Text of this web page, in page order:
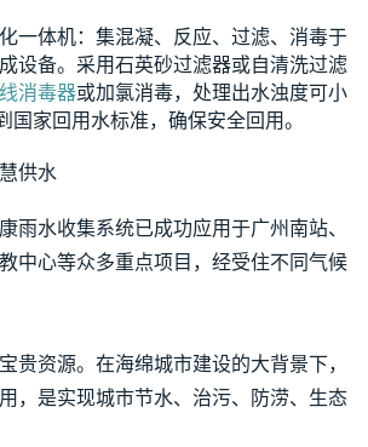
一体机：集混凝、反应、过滤、消毒于
设备。采用石英砂过滤器或自清洗过滤
消毒器或加氯消毒，处理出水浊度可小
国家回用水标准，确保安全回用。
供水
雨水收集系统已成功应用于广州南站、
中心等众多重点项目，经受住不同气候
贵资源。在海绵城市建设的大背景下，
，是实现城市节水、治污、防涝、生态